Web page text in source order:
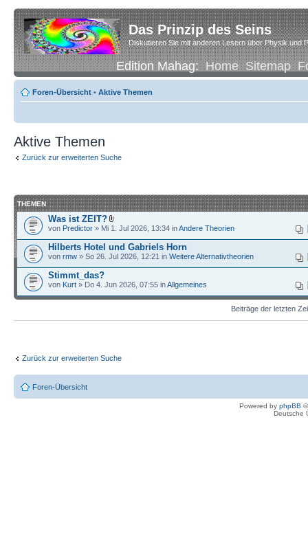
Das Prinzip des Seins
Diskutieren Sie mit anderen Lesern über Physik und
Edition Mahag:Home Sitemap
Foren-Übersicht • Aktive Themen
Aktive Themen
Zurück zur erweiterten Suche
THEMEN
Was ist ZEIT?
von Predictor » Mi 1. Jul 2026, 13:34 inAndere Theorien
Hilberts Hotel und Gabriels Horn
von rmw » So 26. Jul 2026, 12:21 in Weitere Alternativtheorien
Stimmt_das?
von Kurt » Do 4. Jun 2026, 07:55 inAllgemeines
Beiträge der letzten
Zurück zur erweiterten Suche
Foren-Übersicht
Powered by phpBB
Deutsche